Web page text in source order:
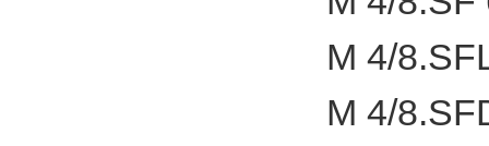
M 4/
M 4/